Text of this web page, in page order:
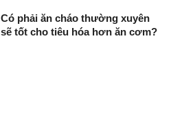
Có phải ăn cháo thường xuyên
sẽ tốt cho tiêu hóa hơn ăn cơm?